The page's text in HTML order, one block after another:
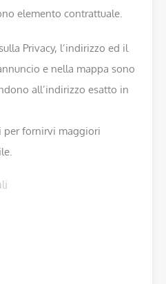
elemento contrattuale.
Privacy, l’indirizzo ed il
e nella mappa sono
all’indirizzo esatto in
per fornirvi maggiori